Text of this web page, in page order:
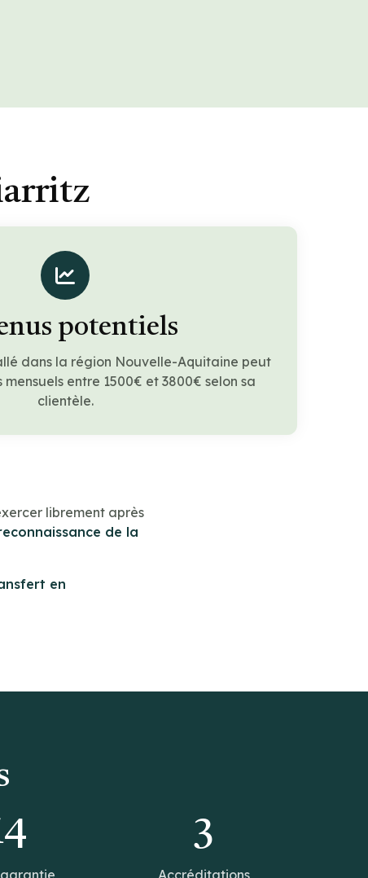
potentiels
dans la région Nouvelle-Aquitaine peut
mensuels entre 1500€ et 3800€ selon sa
clientèle.
librement après
de la
en
3